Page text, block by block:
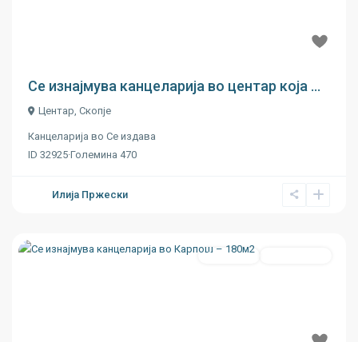
Се изнајмува канцеларија во центар која ...
Центар, Скопје
Канцеларија во Се издава
ID 32925·Големина 470
Илија Пржески
Се издава